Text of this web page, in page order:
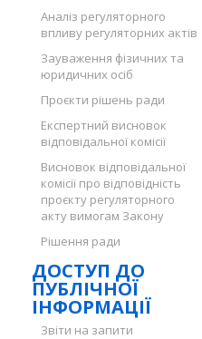
Аналіз регуляторного
впливу регуляторних актів
Зауваження фізичних та
юридичних осіб
Проєкти рішень ради
Експертний висновок
відповідальної комісії
Висновок відповідальної
комісії про відповідність
проєкту регуляторного
акту вимогам Закону
Рішення ради
ДОСТУП ДО
ПУБЛІЧНОЇ
ІНФОРМАЦІЇ
Звіти на запити